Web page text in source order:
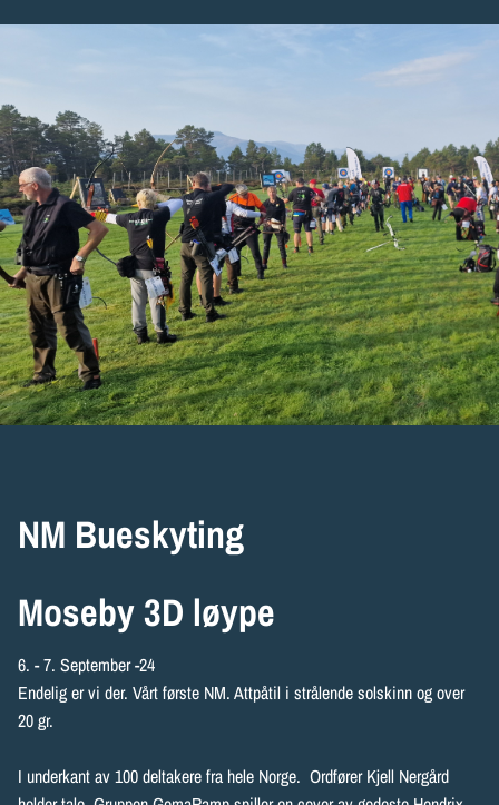
NM Bueskyting
Moseby 3D løype
6. - 7. September -24
Endelig er vi der. Vårt første NM. Attpåtil i strålende solskinn og over
20 gr.
I underkant av 100 deltakere fra hele Norge. Ordfører Kjell Nergård